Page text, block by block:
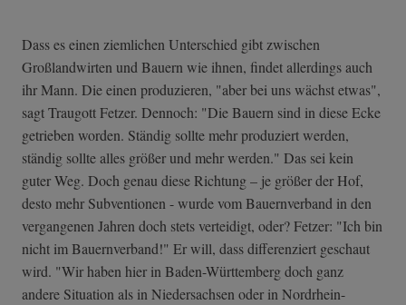
Dass es einen ziemlichen Unterschied gibt zwischen
Großlandwirten und Bauern wie ihnen, findet allerdings auch
ihr Mann. Die einen produzieren, "aber bei uns wächst etwas",
sagt Traugott Fetzer. Dennoch: "Die Bauern sind in diese Ecke
getrieben worden. Ständig sollte mehr produziert werden,
ständig sollte alles größer und mehr werden." Das sei kein
guter Weg. Doch genau diese Richtung – je größer der Hof,
desto mehr Subventionen - wurde vom Bauernverband in den
vergangenen Jahren doch stets verteidigt, oder? Fetzer: "Ich bin
nicht im Bauernverband!" Er will, dass differenziert geschaut
wird. "Wir haben hier in Baden-Württemberg doch ganz
andere Situation als in Niedersachsen oder in Nordrhein-